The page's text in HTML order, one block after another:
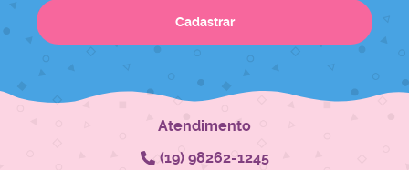
Cadastrar
Atendimento
(19)98262-1245